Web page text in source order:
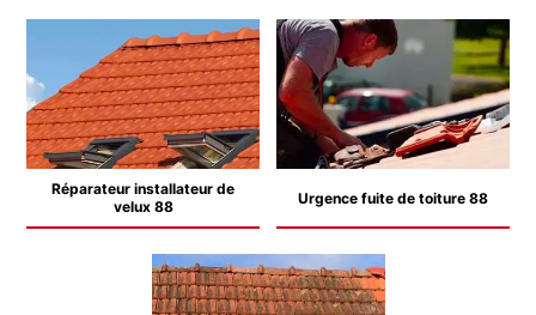
Réparateur installateur de
velux 88
Urgence fuite de toiture 88